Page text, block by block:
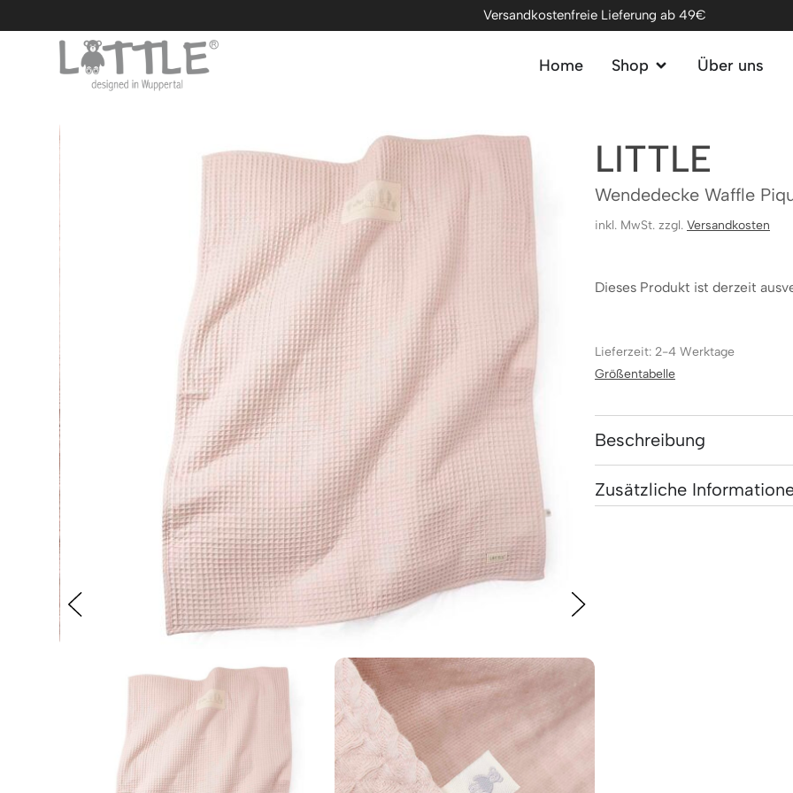
Versandkostenfreie Lieferung ab 49€
Home Shop Über uns
LITTLE
Wendedecke Waffle
inkl. MwSt. zzgl. Versandkosten
Dieses Produkt ist derzeit
Lieferzeit: 2-4 Werktage
Größentabelle
Beschreibung
Zusätzliche